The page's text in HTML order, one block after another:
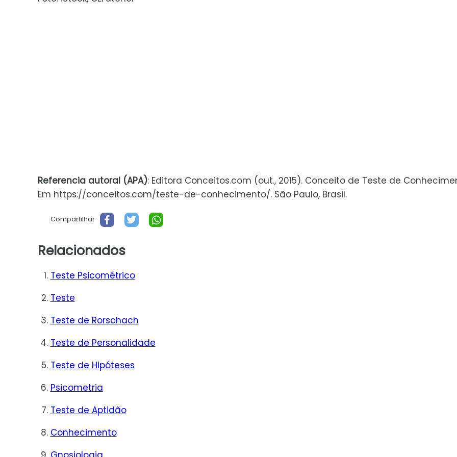
Referencia autoral (APA): Editora Conceitos.com (out., 2015). Conceito de Teste de
Em https://conceitos.com/teste-de-conhecimento/. São Paulo, Brasil.
Compartilhar
Relacionados
Teste Psicométrico
Teste
Teste de Rorschach
Teste de Personalidade
Teste de Hipóteses
Psicometria
Teste de Aptidão
Conhecimento